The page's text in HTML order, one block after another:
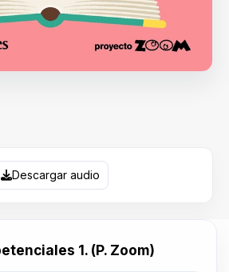
Descargar audio
1. (P. Zoom)